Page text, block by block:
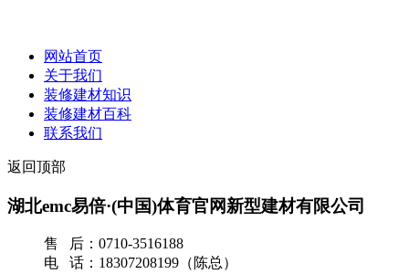
网站首页
关于我们
装修建材知识
装修建材百科
联系我们
返回顶部
湖北emc易倍·(中国)体育官网新型建材有限公司
售 后：0710-3516188
电 话：18307208199（陈总）